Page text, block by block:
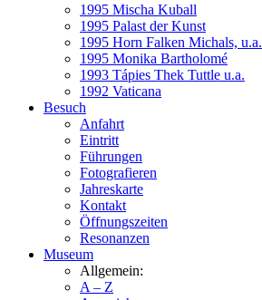
1995 Mischa Kuball
1995 Palast der Kunst
1995 Horn Falken Michals, u.a.
1995 Monika Bartholomé
1993 Tápies Thek Tuttle u.a.
1992 Vaticana
Besuch
Anfahrt
Eintritt
Führungen
Fotografieren
Jahreskarte
Kontakt
Öffnungszeiten
Resonanzen
Museum
Allgemein:
A – Z